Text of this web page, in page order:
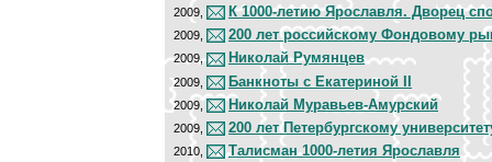
2009, К 1000-летию Ярославля. Дворец
2009, 200 лет российскому Фондовому
2009, Николай Румянцев
2009, Банкноты с Екатериной II
2009, Николай Муравьев-Амурский
2009, 200 лет Петербургскому
2010, Талисман 1000-летия Ярославля